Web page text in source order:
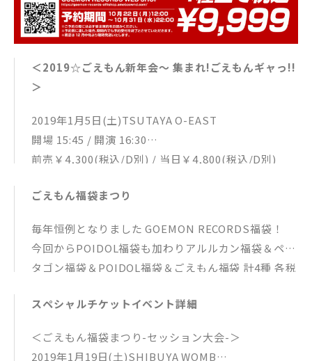
＜2019☆ごえもん新年会〜 集まれ!ごえもんギャっ!!
＞
2019年1月5日(土)TSUTAYA O-EAST
開場 15:45 / 開演 16:30
前売￥4,300(税込/D別) / 当日￥4,800(税込/D別)
チケット：
受付期間：11月10日(土)12:00〜11月18日(日)23:59
B：プレイガイド先行
受付期間：11月20日(火)12:00〜11月25日(日)23:59
12月15日(土)10:00〜
入場順：A→B→C→当日
ごえもん福袋まつり
毎年恒例となりました GOEMON RECORDS福袋！
今回からPOIDOL福袋も加わりアルルカン福袋＆ペン
タゴン福袋＆POIDOL福袋＆ごえもん福袋 計4種 各税
今回も入ってます、豪華GOODS＆スペシャルチケッ
毎年、即完売の人気商品です！
スペシャルチケットイベント詳細
＜ごえもん福袋まつり-セッション大会-＞
2019年1月19日(土)SHIBUYA WOMB